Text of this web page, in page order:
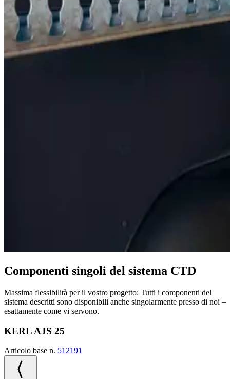
Componenti singoli del sistema CTD
Massima flessibilità per il vostro progetto: Tutti i componenti del
sistema descritti sono disponibili anche singolarmente presso di noi –
esattamente come vi servono.
KERL AJS 25
Articolo base n. 512191